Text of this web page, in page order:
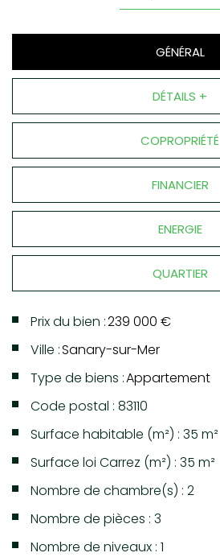
GÉNÉRAL
DÉTAILS +
COPROPRIÉTÉ
FINANCIER
ENERGIE
QUARTIER
Prix du bien :239 000 €
Ville :Sanary-sur-Mer
Type de biens :Appartement
Code postal : 83110
Surface habitable (m²) : 35 m²
Surface loi Carrez (m²) : 35 m²
Nombre de chambre(s) : 2
Nombre de pièces : 3
Nombre de niveaux : 1